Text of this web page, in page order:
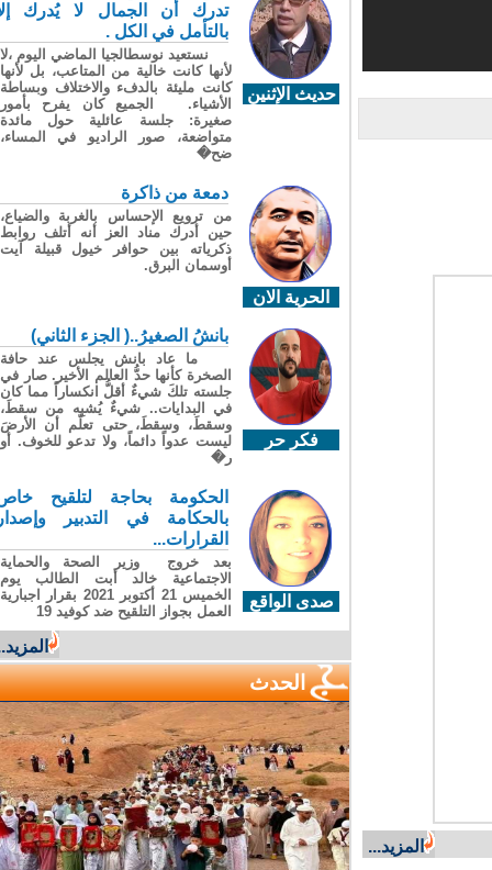
المزيد...
حديث الإثنين
تدرك أن الجمال لا يُدرك إلا
بالتأمل في الكل .
نستعيد نوسطالجيا الماضي اليوم ،لا
لأنها كانت خالية من المتاعب، بل لأنها
كانت مليئة بالدفء والاختلاف وبساطة
الأشياء. الجميع كان يفرح بأمور
صغيرة: جلسة عائلية حول مائدة
متواضعة، صور الراديو في المساء،
ضح�
الحرية الان
دمعة من ذاكرة
من ترويع الإحساس بالغربة والضياع،
حين أدرك مناد العز أنه أتلف روابط
ذكرياته بين حوافر خيول قبيلة آيت
أوسمان البرق.
فكر حر
بانشُ الصغيرُ..( الجزء الثاني)
ما عاد بانش يجلس عند حافة
الصخرة كأنها حدُّ العالم الأخير. صار في
جلسته تلكَ شيءٌ أقلُّ انكساراً مما كان
في البدايات.. شيءٌ يُشبِه من سقطَ،
وسقطَ، وسقطَ، حتى تعلّم أن الأرضَ
ليست عدواً دائماً، ولا تدعو للخوف. أو
ر�
صدى الواقع
الحكومة بحاجة لتلقيح خاص
بالحكامة في التدبير وإصدار
القرارات...
بعد خروج وزير الصحة والحماية
الاجتماعية خالد أبت الطالب يوم
الخميس 21 أكتوبر 2021 بقرار اجبارية
العمل بجواز التلقيح ضد كوفيد 19
المزيد...
الحدث